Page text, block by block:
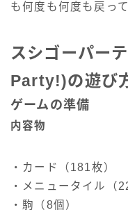
も何度も何度も戻っ
スシゴーパー
Party!)の遊び
ゲームの準備
内容物
・カード（181枚）
・メニュータイル（
・駒（8個）